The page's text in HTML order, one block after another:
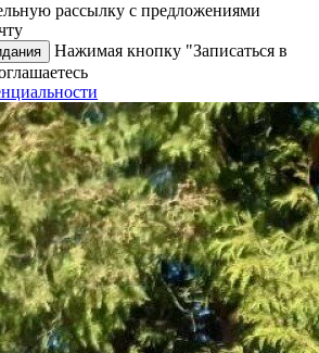
рассылку с предложениями
Нажимая кнопку "Записаться в